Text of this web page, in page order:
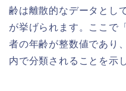
齢は離散的なデータとし
が挙げられます。ここで
者の年齢が整数値であり
内で分類されることを示